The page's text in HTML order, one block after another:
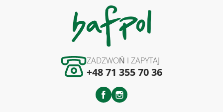
ZADZWOŃ I ZAPYTAJ
+48 71 355 70 36
Facebook
Instagram